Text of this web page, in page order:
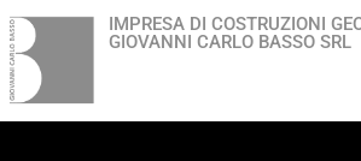
IMPRESA DI COSTRUZIONI
GIOVANNI CARLO BASSO SRL